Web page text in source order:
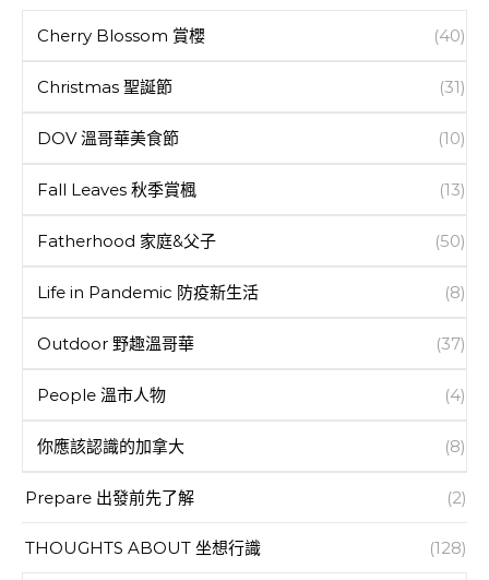
Cherry Blossom 賞櫻 (40)
Christmas 聖誕節 (31)
DOV 溫哥華美食節 (10)
Fall Leaves 秋季賞楓 (13)
Fatherhood 家庭&父子 (50)
Life in Pandemic 防疫新生活 (8)
Outdoor 野趣溫哥華 (37)
People 溫市人物 (4)
你應該認識的加拿大 (8)
Prepare 出發前先了解 (2)
THOUGHTS ABOUT 坐想行識 (128)